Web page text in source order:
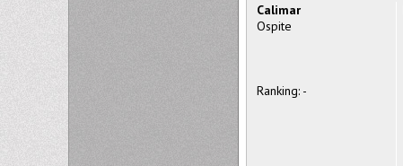
Calimar
Ospite
Ranking: -